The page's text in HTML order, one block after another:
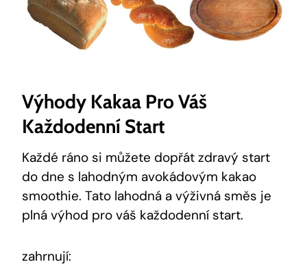
Výhody Kakaa Pro Váš
Každodenní Start
Každé ráno si můžete dopřát zdravý start
do dne s lahodným avokádovým ⁢kakao
smoothie. ⁣Tato lahodná a výživná směs je
plná výhod pro váš každodenní start.
zahrnují: